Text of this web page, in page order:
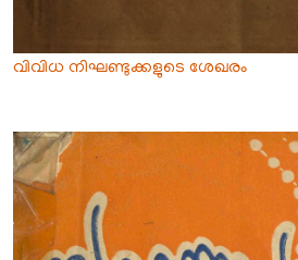
വിവിധ നിഘണ്ടുക്കളുടെ ശേഖരം